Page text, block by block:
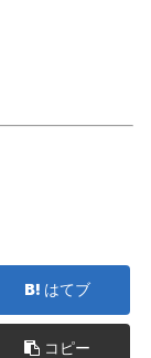
はてブ
コピー